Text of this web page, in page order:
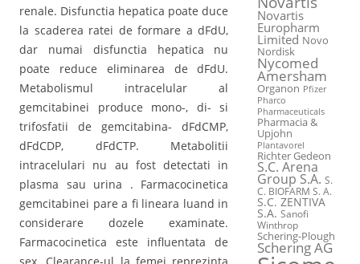
renale. Disfunctia hepatica poate duce
la scaderea ratei de formare a dFdU,
dar numai disfunctia hepatica nu
poate reduce eliminarea de dFdU.
Metabolismul intracelular al
gemcitabinei produce mono-, di- si
trifosfatii de gemcitabina- dFdCMP,
dFdCDP, dFdCTP. Metabolitii
intracelulari nu au fost detectati in
plasma sau urina . Farmacocinetica
gemcitabinei pare a fi lineara luand in
considerare dozele examinate.
Farmacocinetica este influentata de
sex. Clearance-ul la femei reprezinta
Novartis
Europharm
Limited Novo
Nordisk
Nycomed
Amersham
Organon Pfizer
Pharco
Pharmaceuticals
Pharmacia &
Upjohn
Plantavorel
Richter Gedeon
S.C. Arena
Group S.A. S.
C. BIOFARM S. A.
S.C. ZENTIVA
S.A. Sanofi
Winthrop
Schering-Plough
Schering AG